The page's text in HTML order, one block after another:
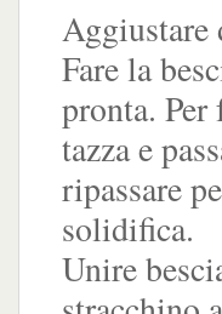
Aggiustare
Fare la
pronta. Per
tazza e
ripassare
solidifica.
Unire